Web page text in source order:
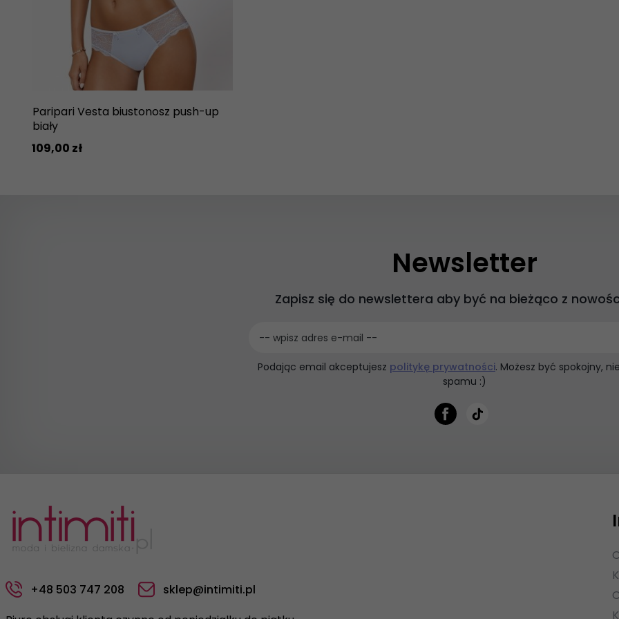
Paripari Vesta biustonosz push-up
biały
109,00 zł
Newsletter
Zapisz się do newslettera aby być na bieżąco z
-- wpisz adres e-mail --
Podając email akceptujesz politykę prywatności. Możesz być spokojny,
spamu :)
+48 503 747 208
sklep@intimiti.pl